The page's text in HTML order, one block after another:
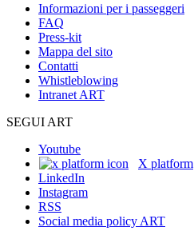
Informazioni per i passeggeri
FAQ
Press-kit
Mappa del sito
Contatti
Whistleblowing
Intranet ART
SEGUI ART
Youtube
X platform
LinkedIn
Instagram
RSS
Social media policy ART